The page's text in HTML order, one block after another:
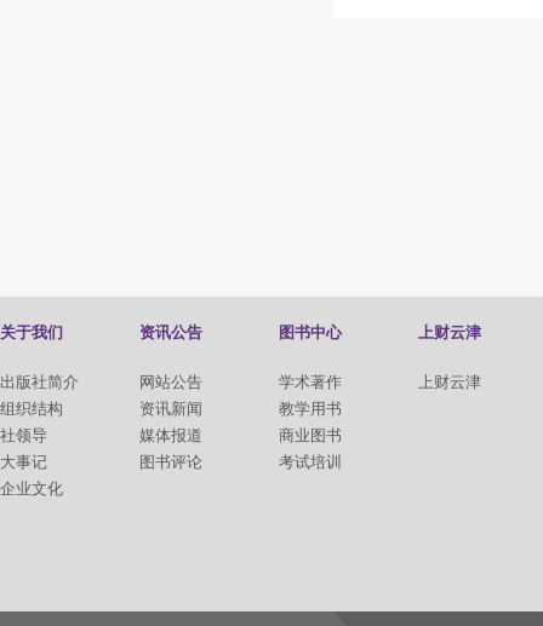
关于我们
出版社简介
组织结构
社领导
大事记
企业文化
资讯公告
网站公告
资讯新闻
媒体报道
图书评论
图书中心
学术著作
教学用书
商业图书
考试培训
上财云津
上财云津